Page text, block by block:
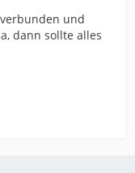
und
dann sollte alles